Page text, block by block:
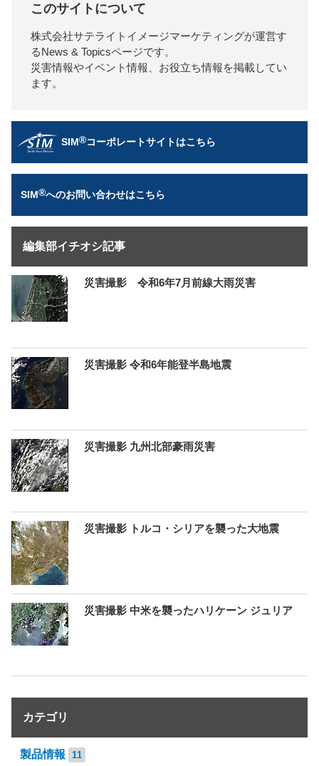
このサイトについて
株式会社サテライトイメージマーケティングが運営す
るNews & Topicsページです。
災害情報やイベント情報、お役立ち情報を掲載してい
ます。
SIM®コーポレートサイトはこちら
SIM®へのお問い合わせはこちら
編集部イチオシ記事
災害撮影 令和6年7月前線大雨災害
災害撮影 令和6年能登半島地震
災害撮影 九州北部豪雨災害
災害撮影 トルコ・シリアを襲った大地震
災害撮影 中米を襲ったハリケーン ジュリア
カテゴリ
製品情報 11